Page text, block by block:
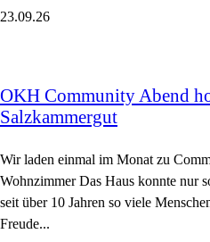
23.09.26
OKH Community Abend
Salzkammergut
Wir laden einmal im Monat zu
Wohnzimmer Das Haus konnte nur
seit über 10 Jahren so viele
Freude...